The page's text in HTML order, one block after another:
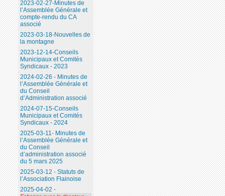
2023-02-27-Minutes de
l’Assemblée Générale et
compte-rendu du CA
associé
2023-03-18-Nouvelles de
la montagne
2023-12-14-Conseils
Municipaux et Comités
Syndicaux - 2023
2024-02-26 - Minutes de
l’Assemblée Générale et
du Conseil
d’Administration associé
2024-07-15-Conseils
Municipaux et Comités
Syndicaux - 2024
2025-03-11- Minutes de
l’Assemblée Générale et
du Conseil
d’administration associé
du 5 mars 2025
2025-03-12 - Statuts de
l’Association Flainoise
2025-04-02 -